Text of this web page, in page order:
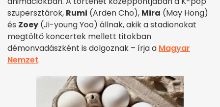
szupersztárok, Rumi (Arden Cho), Mira (May Hong)
és Zoey (Ji-young Yoo) állnak, akik a stadionokat
megtöltő koncertek mellett titokban
démonvadászként is dolgoznak – írja a Magyar
Nemzet.